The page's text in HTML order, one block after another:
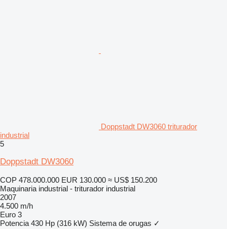
Doppstadt DW3060 triturador
industrial
5
Doppstadt DW3060
COP 478.000.000 EUR 130.000 ≈ US$ 150.200
Maquinaria industrial - triturador industrial
2007
4.500 m/h
Euro 3
Potencia 430 Hp (316 kW) Sistema de orugas ✓